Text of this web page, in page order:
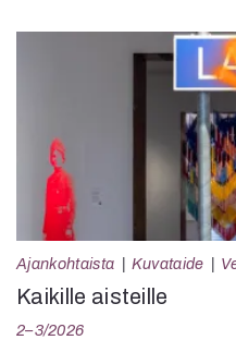
Ajankohtaista Kuvataide
Kaikille aisteille
2–3/2026